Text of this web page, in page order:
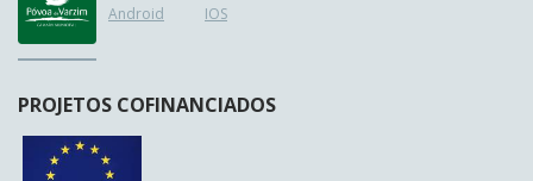
Android IOS
PROJETOS COFINANCIADOS